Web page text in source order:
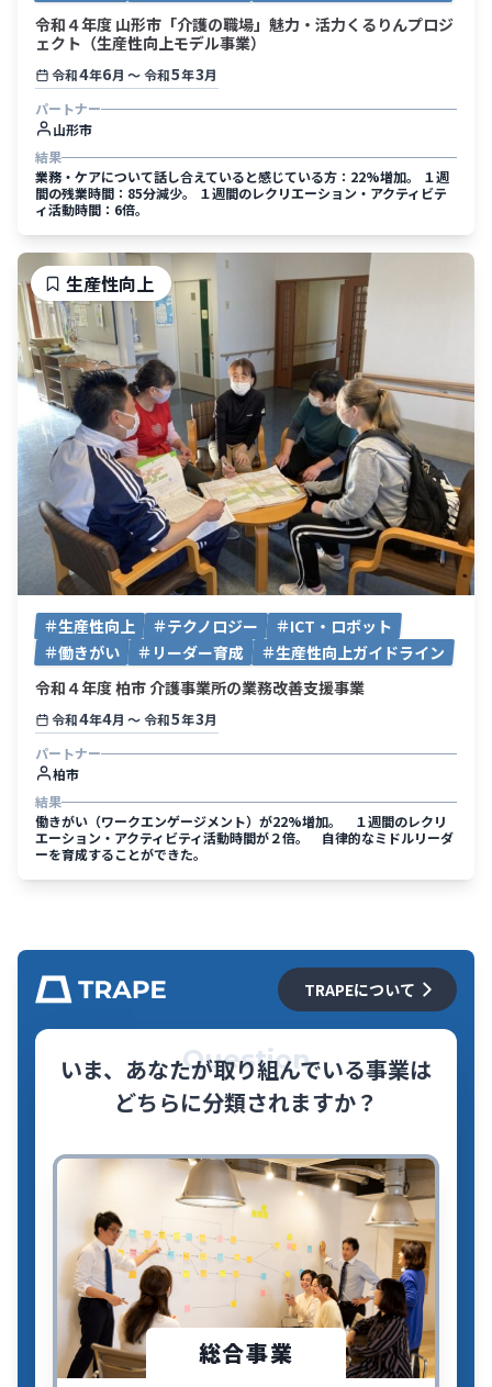
令和４年度 山形市「介護の職場」魅力・活力くるりんプロジ
ェクト（生産性向上モデル事業）
令和4年6月 〜令和5年3月
パートナー
山形市
結果
業務・ケアについて話し合えていると感じている方：22%増加。 １週
間の残業時間：85分減少。 １週間のレクリエーション・アクティビテ
ィ活動時間：6倍。
生産性向上 テクノロジー
ICT・ロボット
働きがい
リーダー育成
生産性向上ガイドライン
令和４年度 柏市 介護事業所の業務改善支援事業
令和4年4月 〜令和5年3月
パートナー
柏市
結果
働きがい（ワークエンゲージメント）が22%増加。 １週間のレクリ
エーション・アクティビティ活動時間が２倍。 自律的なミドルリーダ
ーを育成することができた。
生産性向上
TRAPEについて
Question
いま、あなたが取り組んでいる事業は
どちらに分類されますか？
総合事業